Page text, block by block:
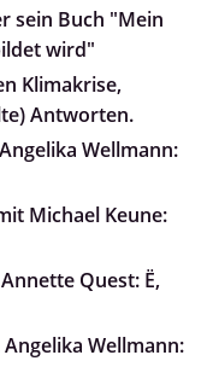
sein Buch "Mein
wird"
Klimakrise,
Antworten.
Wellmann:
Michael Keune:
Quest: Ë,
Wellmann: